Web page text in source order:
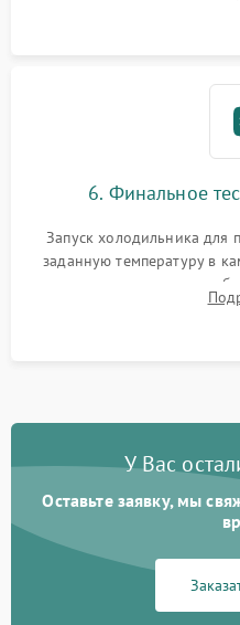
6. Финальное
Запуск холодильника для
заданную температуру в
компрессора, отсутствия
срабатывания
У Вас
Оставьте заявку, мы